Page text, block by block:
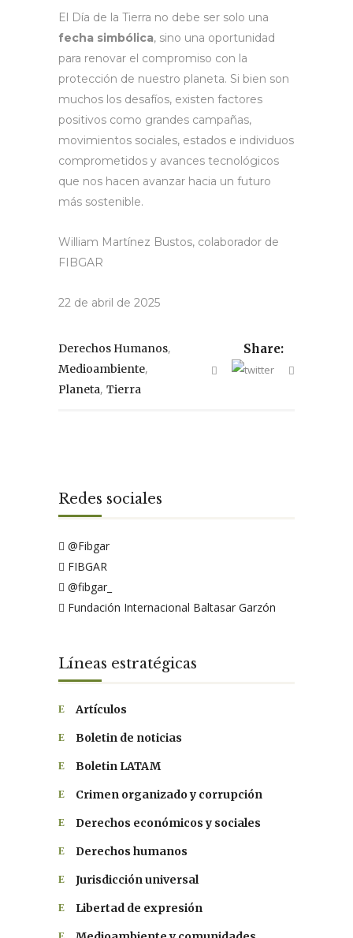
El Día de la Tierra no debe ser solo una
fecha simbólica, sino una oportunidad
para renovar el compromiso con la
protección de nuestro planeta. Si bien son
muchos los desafíos, existen factores
positivos como grandes campañas,
movimientos sociales, estados e individuos
comprometidos y avances tecnológicos
que nos hacen avanzar hacia un futuro
más sostenible.
William Martínez Bustos, colaborador de
FIBGAR
22 de abril de 2025
Derechos Humanos,
Medioambiente,
Planeta, Tierra
Share:
Redes sociales
@Fibgar
FIBGAR
@fibgar_
Fundación Internacional Baltasar Garzón
Líneas estratégicas
Artículos
Boletin de noticias
Boletin LATAM
Crimen organizado y corrupción
Derechos económicos y sociales
Derechos humanos
Jurisdicción universal
Libertad de expresión